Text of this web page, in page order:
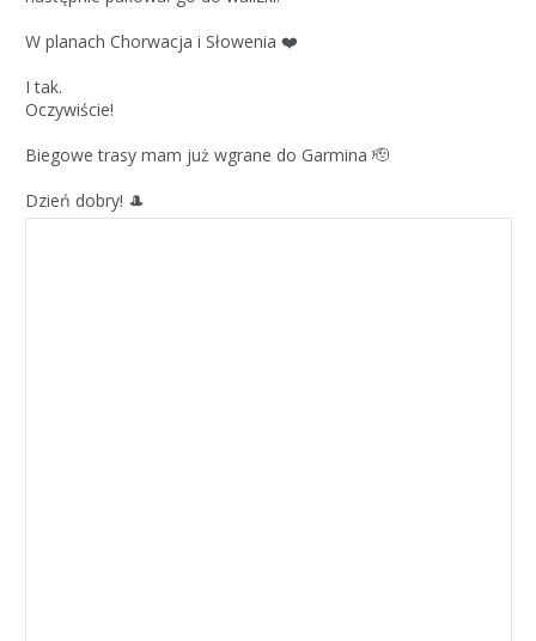
W planach Chorwacja i Słowenia ❤️
I tak.
Oczywiście!
Biegowe trasy mam już wgrane do Garmina 🫡
Dzień dobry! 🎩